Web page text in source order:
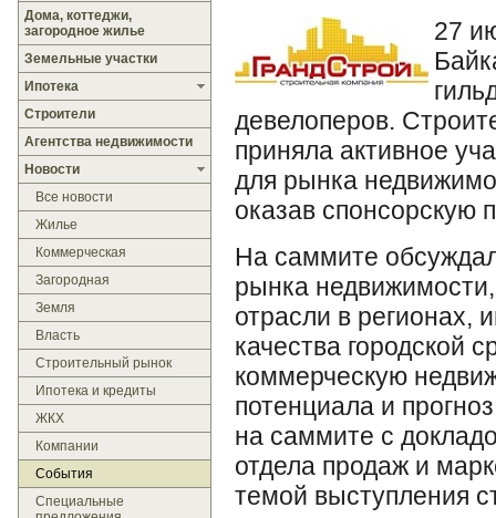
Дома, коттеджи,
загородное жилье
Земельные участки
Ипотека
Строители
Агентства недвижимости
Новости
Все новости
Жилье
Коммерческая
Загородная
Земля
Власть
Строительный рынок
Ипотека и кредиты
ЖКХ
Компании
События
Специальные
27
девелоперов.
приняла активное
для рынка
оказав спонсорскую
На саммите
рынка
отрасли в регионах,
качества городской
коммерческую
потенциала и
на саммите с
отдела продаж и
темой выступления